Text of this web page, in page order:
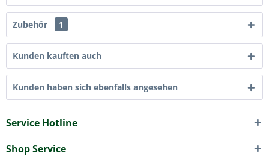
Zubehör 1
Kunden kauften auch
Kunden haben sich ebenfalls angesehen
Service Hotline
Shop Service